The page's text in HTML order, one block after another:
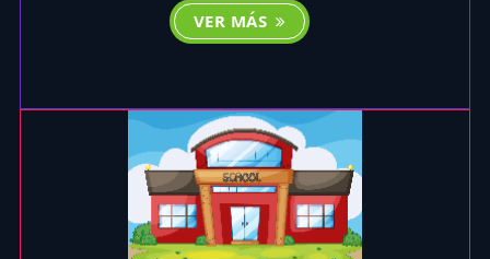
VER MÁS